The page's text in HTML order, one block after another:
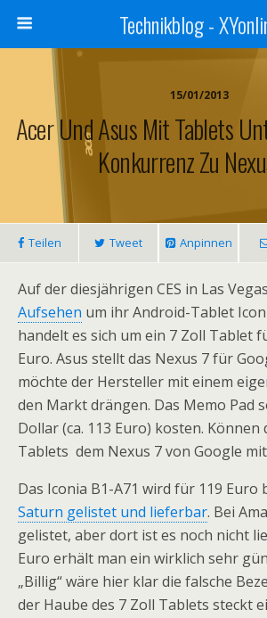
Technikblog -
15/01/2013
Acer Und Asus Mit Tablets
Konkurrenz Zu
Teilen Tweet Anpinnen
Auf der diesjährigen CES in Las Vegas
Aufsehen um ihr Android-Tablet
handelt es sich um ein 7 Zoll Tablet
Euro. Asus stellt das Nexus 7 für
möchte der Hersteller mit einem
den Markt drängen. Das Memo Pad
Dollar (ca. 113 Euro) kosten. Können
Tablets dem Nexus 7 von Google
Das Iconia B1-A71 wird für 119 Euro
Saturn gelistet und lieferbar. Bei
gelistet, aber dort ist es noch nicht
Euro erhält man ein wirklich sehr
„Billig“ wäre hier klar die falsche
der Haube des 7 Zoll Tablets steckt